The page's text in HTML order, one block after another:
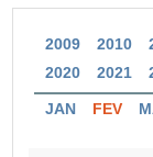
2009 2010
2020
2021
JAN FEV